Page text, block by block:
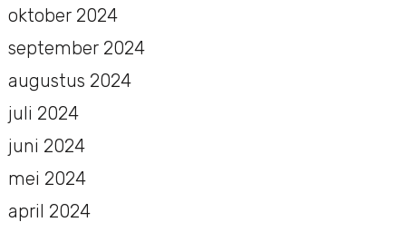
oktober 2024
september 2024
augustus 2024
juli 2024
juni 2024
mei 2024
april 2024